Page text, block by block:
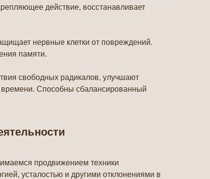
действие, восстанавливает
нервные клетки от повреждений.
памяти.
свободных радикалов, улучшают
времени. Способны сбалансированный
продвижением техники
усталостью и другими отклонениями в